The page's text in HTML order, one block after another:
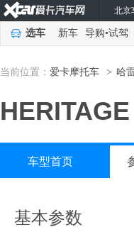
北京
选车 新车 导购•试驾
当前位置： 爱卡摩托车 > 哈
车型首页
基本参数